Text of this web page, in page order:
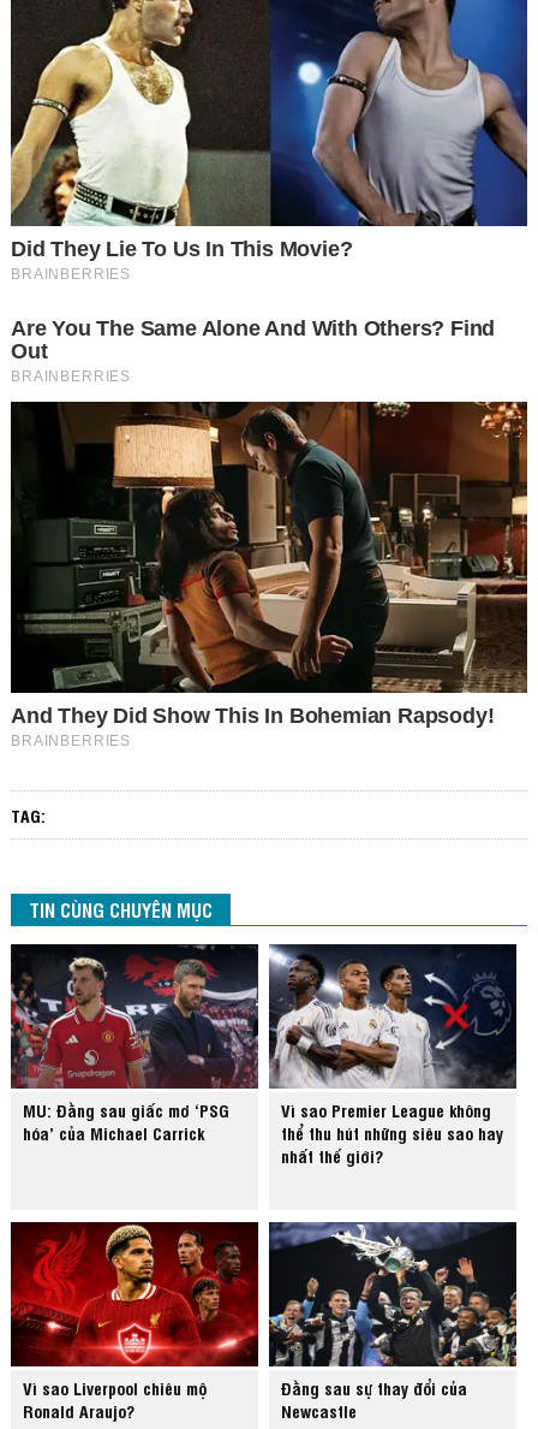
TAG:
TIN CÙNG CHUYÊN MỤC
MU: Đằng sau giấc mơ ‘PSG
hóa’ của Michael Carrick
Vì sao Premier League không
thể thu hút những siêu sao hay
nhất thế giới?
Vì sao Liverpool chiêu mộ
Ronald Araujo?
Đằng sau sự thay đổi của
Newcastle